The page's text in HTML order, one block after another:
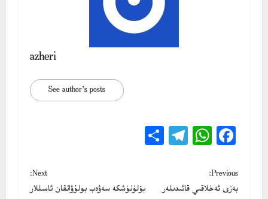
azheri
See author's posts
Facebook
WhatsApp
Telegram
P
Previous:
بەزى ئەخلاقىي قائىدىلەر
Next:
بۆلۈنۈشكە سەۋەب بولۇۋاتقان ئامىللار